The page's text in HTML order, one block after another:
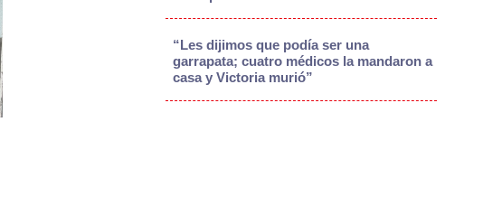
“Les dijimos que podía ser una
garrapata; cuatro médicos la mandaron a
casa y Victoria murió”